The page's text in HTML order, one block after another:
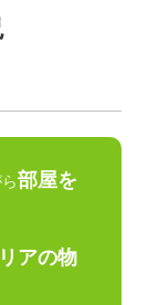
部屋を
アの物